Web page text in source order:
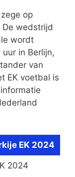
op
wedstrijd
wordt
in Berlijn,
van
EK voetbal is
EK 2024
2024